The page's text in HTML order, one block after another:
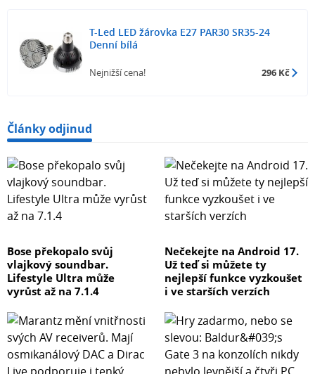
T-Led LED žárovka E27 PAR30 SR35-24
Denní bílá
Nejnižší cena! 296 Kč
Články odjinud
Bose překopalo svůj
vlajkový soundbar.
Lifestyle Ultra může
vyrůst až na 7.1.4
Nečekejte na Android 17.
Už teď si můžete ty
nejlepší funkce vyzkoušet
i ve starších verzích